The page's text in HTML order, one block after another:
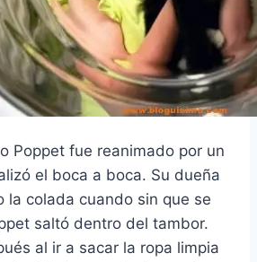
Poppet fue reanimado por un
el boca a boca. Su dueña
la colada cuando sin que se
saltó dentro del tambor.
al ir a sacar la ropa limpia